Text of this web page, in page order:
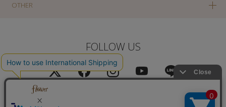
OTHER
FOLLOW US